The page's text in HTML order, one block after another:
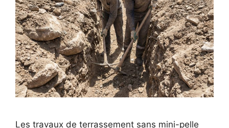
Les travaux de terrassement sans mini-pelle